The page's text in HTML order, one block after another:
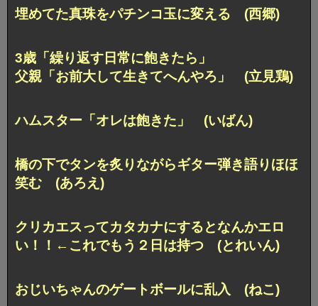
埋めてた真珠をパチンコ玉に変える (西郷)
3歳「繰り返す日常に飽きたら」
父親「お前大して生きてへんやろ」 (立見鶏)
ハムスター「オレは飽きた」 (いばん)
橋の下でタンを炙りながらギター弾き語りほほ
笑む (あろえ)
クリカエスってカタカナにするとなんかエロ
い！！ ←これでもう２日は持つ (とれいん)
おじいちゃんのゲートボールに乱入 (ねこ)